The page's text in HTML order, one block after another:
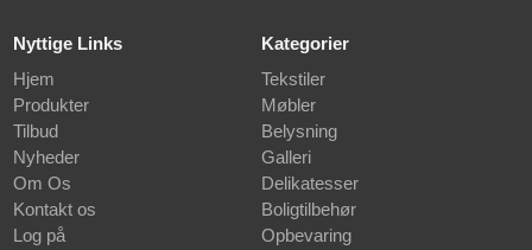
Nyttige Links
Hjem
Produkter
Tilbud
Nyheder
Om Os
Kontakt os
Log på
Kategorier
Tekstiler
Møbler
Belysning
Galleri
Delikatesser
Boligtilbehør
Opbevaring